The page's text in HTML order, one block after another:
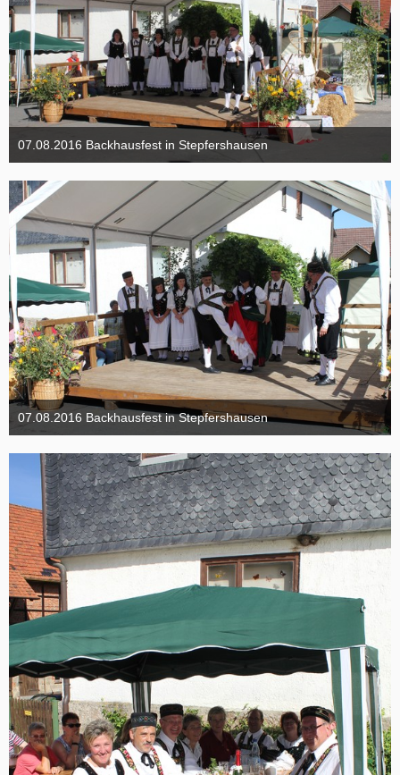
07.08.2016 Backhausfest in Stepfershausen
11. November 2016
07.08.2016 Backhausfest in Stepfershausen
11. November 2016